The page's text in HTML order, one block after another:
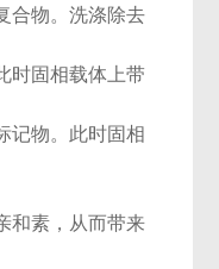
合物。洗涤除去
时固相载体上带
记物。此时固相
和素，从而带来